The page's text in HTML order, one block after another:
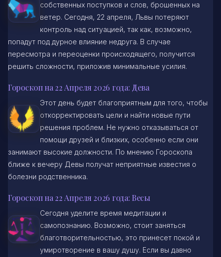
собственных поступков и слов, брошенных на
ветер. Сегодня, 22 апреля, Львы потеряют
контроль над ситуацией, так как, возможно,
попадут под дурное влияние недруга. В случае
пересмотра и переоценки происходящего, получится
решить сложности, приложив минимальные усилия.
Гороскоп на 22 Апреля 2026 года: Дева
Этот день будет благоприятным для того, чтобы
откорректировать цели и найти новые пути
решения проблем. Не нужно отказываться от
помощи друзей и близких, особенно если они
занимают высокие должности. По мнению Гороскопа
ближе к вечеру Девы получат неприятные известия о
болезни родственника.
Гороскоп на 22 Апреля 2026 года: Весы
Сегодня уделите время медитации и
самопознанию. Возможно, стоит заняться
благотворительностью, это принесет покой и
умиротворение в вашу душу. Если вы давно